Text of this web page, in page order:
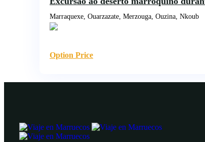
Marraquexe, Ouarzazate, Merzouga, Ouzina, Nkoub
Option Price